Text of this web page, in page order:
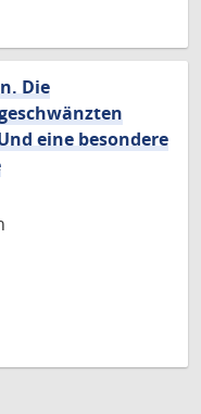
Die
eine besondere